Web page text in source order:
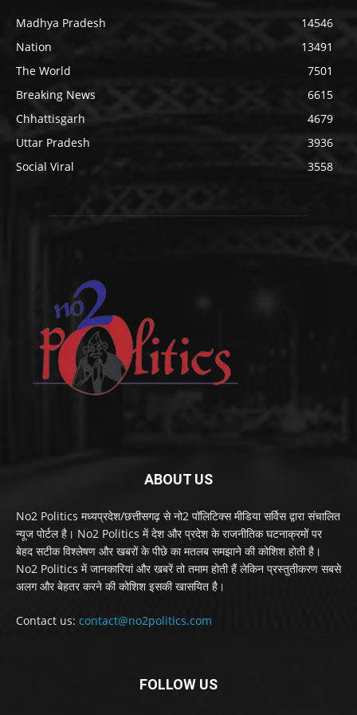
Madhya Pradesh
14546
Nation
13491
The World
7501
Breaking News
6615
Chhattisgarh
4679
Uttar Pradesh
3936
Social Viral
3558
ABOUT US
No2 Politics मध्यप्रदेश/छत्तीसगढ़ से नो2 पॉलिटिक्स मीडिया सर्विस द्वारा संचालित
न्यूज पोर्टल है। No2 Politics में देश और प्रदेश के राजनीतिक घटनाक्रमों पर
बेहद सटीक विश्लेषण और खबरों के पीछे का मतलब समझाने की कोशिश होती है।
No2 Politics में जानकारियां और खबरें तो तमाम होती हैं लेकिन प्रस्तुतीकरण सबसे
अलग और बेहतर करने की कोशिश इसकी खासयित है।
Contact us: contact@no2politics.com
FOLLOW US